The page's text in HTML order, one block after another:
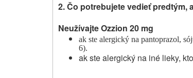
2. Čo potrebujete vedieť predtým,
Neužívajte Ozzion 20 mg
ak ste alergický na pantoprazol,
6).
ak ste alergický na iné lieky,